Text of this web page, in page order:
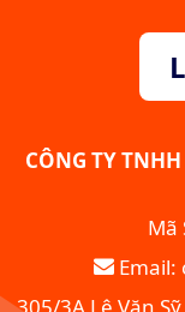
CÔNG TY
Mã
305/3A Lê Văn